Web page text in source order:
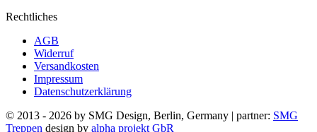
Rechtliches
AGB
Widerruf
Versandkosten
Impressum
Datenschutzerklärung
© 2013 - 2026 by SMG Design, Berlin, Germany | partner: SMG
Treppen design by alpha projekt GbR